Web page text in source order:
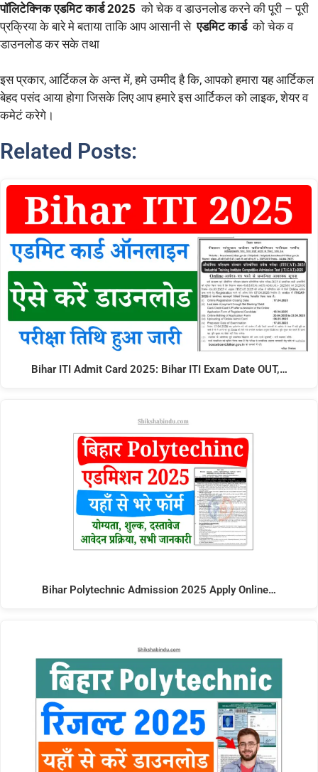
पॉलिटेक्निक एडमिट कार्ड 2025 को चेक व डाउनलोड करने की पूरी – पूरी
प्रक्रिया के बारे मे बताया ताकि आप आसानी से एडमिट कार्ड को चेक व
डाउनलोड कर सके तथा
इस प्रकार, आर्टिकल के अन्त में, हमे उम्मीद है कि, आपको हमारा यह आर्टिकल
बेहद पसंद आया होगा जिसके लिए आप हमारे इस आर्टिकल को लाइक, शेयर व
कमेटं करेगे।
Related Posts:
Bihar ITI Admit Card 2025: Bihar ITI Exam Date OUT,…
Bihar Polytechnic Admission 2025 Apply Online…